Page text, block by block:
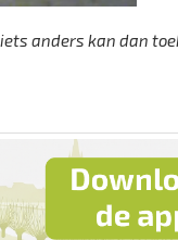
anders kan dan